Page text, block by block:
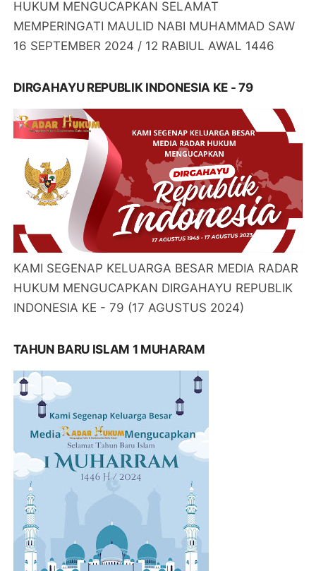
HUKUM MENGUCAPKAN SELAMAT
MEMPERINGATI MAULID NABI MUHAMMAD SAW
16 SEPTEMBER 2024 / 12 RABIUL AWAL 1446
DIRGAHAYU REPUBLIK INDONESIA KE - 79
KAMI SEGENAP KELUARGA BESAR MEDIA RADAR
HUKUM MENGUCAPKAN DIRGAHAYU REPUBLIK
INDONESIA KE - 79 (17 AGUSTUS 2024)
TAHUN BARU ISLAM 1 MUHARAM